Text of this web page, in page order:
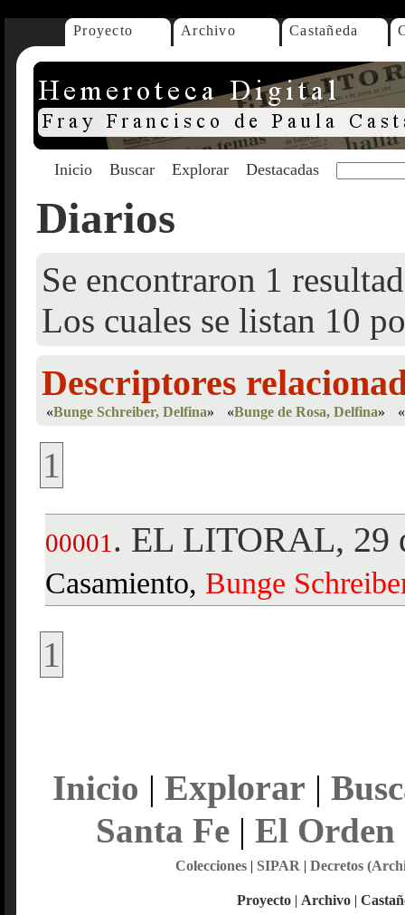
Proyecto Archivo Castañeda
Inicio Buscar Explorar Destacadas
Diarios
Se encontraron 1
Los cuales se listan 10
Descriptores
«Bunge Schreiber, Delfina» «Bunge de Rosa, Delfina» «
1
00001 . EL LITORAL, 29
Casamiento, Bunge
1
Inicio | Explorar |
Santa Fe| El Orden
Colecciones| SIPAR | Decretos
Proyecto | Archivo |